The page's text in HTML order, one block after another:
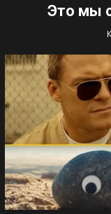
Это мы